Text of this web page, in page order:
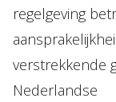
regelgeving
verstrekkende
Nederlandse